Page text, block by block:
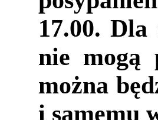
17.00.
nie mogą
można
i samemu